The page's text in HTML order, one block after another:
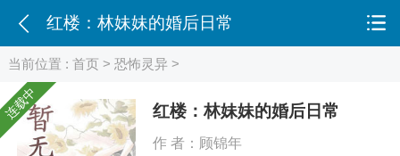
当前位置 :首页 >恐怖灵异 >
连载中 红楼：林妹妹的婚后日常
作 者： 顾锦年
红楼：林妹妹的婚后日常